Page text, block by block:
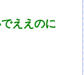
ええのに